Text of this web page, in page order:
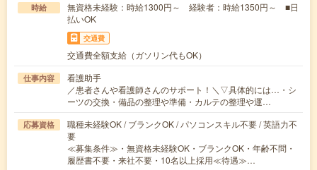
時給
無資格未経験：時給1300円～ 経験者：時給1350円～ ■日
払いOK
交通費
交通費全額支給（ガソリン代もOK）
仕事内容
看護助手
／患者さんや看護師さんのサポート！＼▽具体的には…・シ
ーツの交換・備品の整理や準備・カルテの整理や運…
応募資格
職種未経験OK / ブランクOK / パソコンスキル不要 / 英語力不
要
≪募集条件≫・無資格未経験OK・ブランクOK・年齢不問・
履歴書不要・来社不要・10名以上採用≪待遇≫…